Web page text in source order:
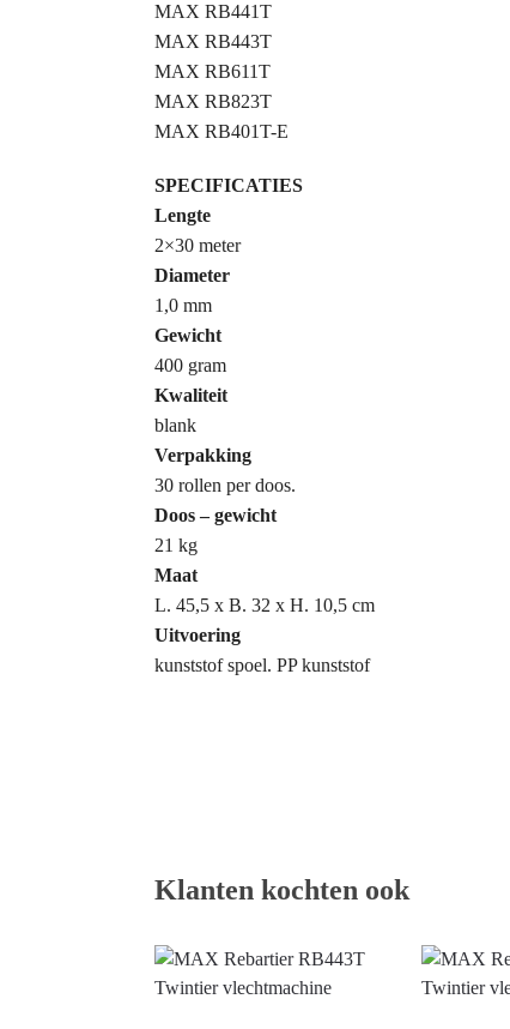
MAX RB441T
MAX RB443T
MAX RB611T
MAX RB823T
MAX RB401T-E
SPECIFICATIES
Lengte
2×30 meter
Diameter
1,0 mm
Gewicht
400 gram
Kwaliteit
blank
Verpakking
30 rollen per doos.
Doos – gewicht
21 kg
Maat
L. 45,5 x B. 32 x H. 10,5 cm
Uitvoering
kunststof spoel. PP kunststof
Klanten kochten ook